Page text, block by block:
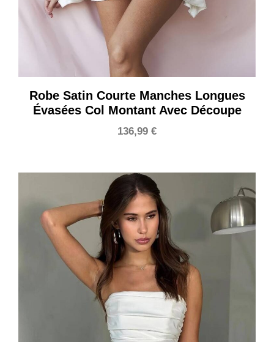
Robe Satin Courte Manches Longues
Évasées Col Montant Avec Découpe
136,99 €